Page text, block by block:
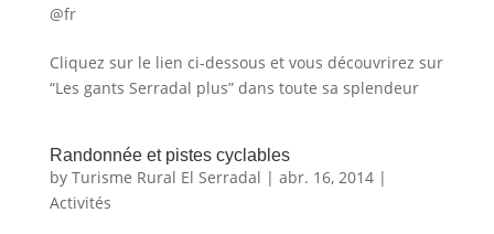
@fr
Cliquez sur le lien ci-dessous et vous découvrirez sur
“Les gants Serradal plus” dans toute sa splendeur
Randonnée et pistes cyclables
by Turisme Rural El Serradal | abr. 16, 2014|
Activités